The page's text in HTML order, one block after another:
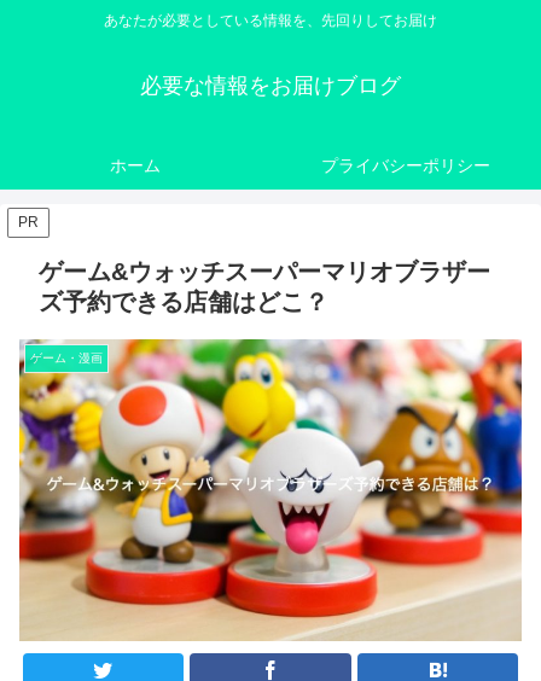
あなたが必要としている情報を、先回りしてお届け
必要な情報をお届けブログ
ホーム プライバシーポリシー
PR
ゲーム&ウォッチスーパーマリオブラザー
ズ予約できる店舗はどこ？
ゲーム・漫画